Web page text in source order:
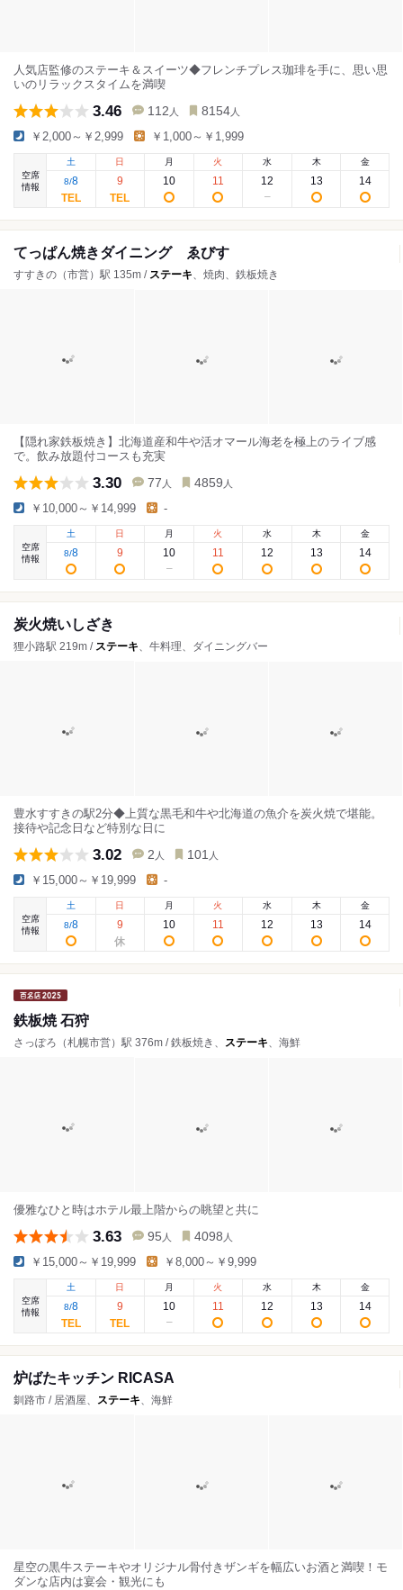
人気店監修のステーキ＆スイーツ◆フレンチプレス珈琲を手に、思い思
いのリラックスタイムを満喫
3.46 112 人 8154 人
￥2,000～￥2,999 ￥1,000～￥1,999
空席
情報
土
8/8
日
9
月
10
火
11
水
12
木
13
金
14
てっぱん焼きダイニング ゑびす
すすきの（市営）駅 135m / ステーキ、焼肉、鉄板焼き
【隠れ家鉄板焼き】北海道産和牛や活オマール海老を極上のライブ感
で。飲み放題付コースも充実
3.30 77 人 4859 人
￥10,000～￥14,999 -
空席
情報
土
8/8
日
9
月
10
火
11
水
12
木
13
金
14
炭火焼いしざき
狸小路駅 219m / ステーキ、牛料理、ダイニングバー
豊水すすきの駅2分◆上質な黒毛和牛や北海道の魚介を炭火焼で堪能。
接待や記念日など特別な日に
3.02 2 人 101 人
￥15,000～￥19,999 -
空席
情報
土
8/8
日
9
月
10
火
11
水
12
木
13
金
14
鉄板焼 石狩
さっぽろ（札幌市営）駅 376m / 鉄板焼き、 ステーキ、海鮮
優雅なひと時はホテル最上階からの眺望と共に
3.63 95 人 4098 人
￥15,000～￥19,999 ￥8,000～￥9,999
空席
情報
土
8/8
日
9
月
10
火
11
水
12
木
13
金
14
炉ばたキッチン RICASA
釧路市 / 居酒屋、 ステーキ、海鮮
星空の黒牛ステーキやオリジナル骨付きザンギを幅広いお酒と満喫！モ
ダンな店内は宴会・観光にも